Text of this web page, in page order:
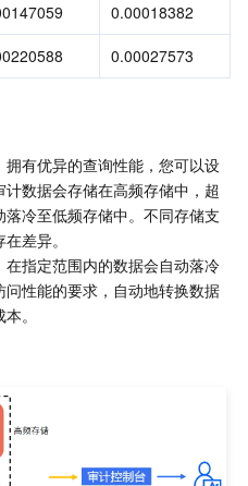
0.00018382
0.00027573
有优异的查询性能，您可以设
数据会存储在高频存储中，超
冷至低频存储中。不同存储支
差异。
指定范围内的数据会自动落冷
性能的要求，自动地转换数据
。